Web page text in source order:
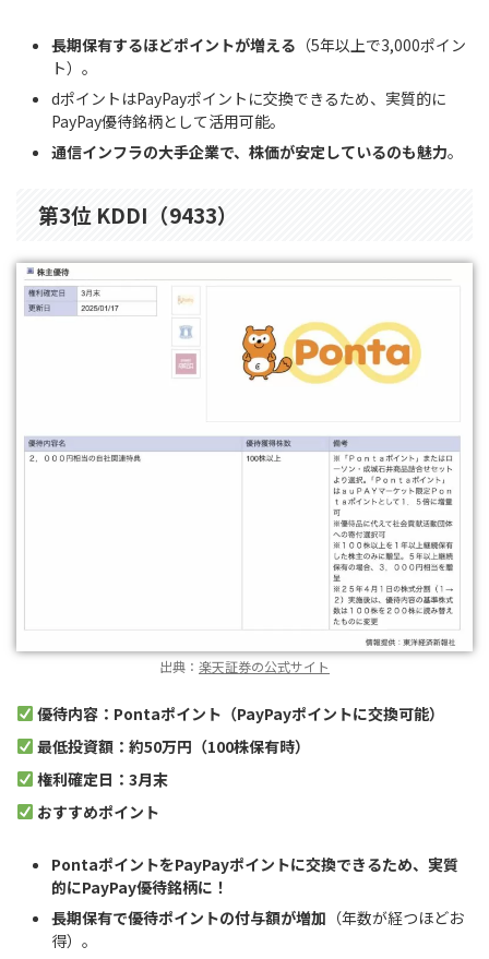
長期保有するほどポイントが増える （5年以上で3,000ポイン
ト）。
dポイントはPayPayポイントに交換できるため、実質的に
PayPay優待銘柄として活用可能。
通信インフラの大手企業で、株価が安定しているのも魅力。
第3位 KDDI（9433）
出典： 楽天証券の公式サイト
優待内容：Pontaポイント（PayPayポイントに交換可能）
最低投資額：約50万円（100株保有時）
権利確定日：3月末
おすすめポイント
PontaポイントをPayPayポイントに交換できるため、実質
的にPayPay優待銘柄に！
長期保有で優待ポイントの付与額が増加 （年数が経つほどお
得）。